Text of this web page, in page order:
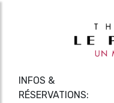
INFOS &
RÉSERVATIONS: